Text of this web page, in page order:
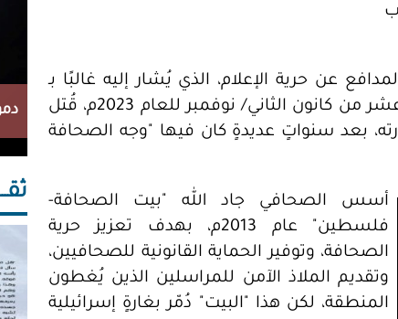
عن حرية الإعلام، الذي يُشار إليه غالبًا بـ
"الأب الروحي" للصحافة في غزة. في التاسع عشر من كانون الثاني/ نوفمبر للعام 2023م، قُتل
بعد سنواتٍ عديدةٍ كان فيها "وجه الصحافة
أسس الصحافي جاد الله "بيت الصحافة-
فلسطين" عام 2013م، بهدف تعزيز حرية
الصحافة، وتوفير الحماية القانونية للصحافيين،
وتقديم الملاذ الآمن للمراسلين الذين يُغطون
المنطقة، لكن هذا "البيت" دُمّر بغارةٍ إسرائيلية